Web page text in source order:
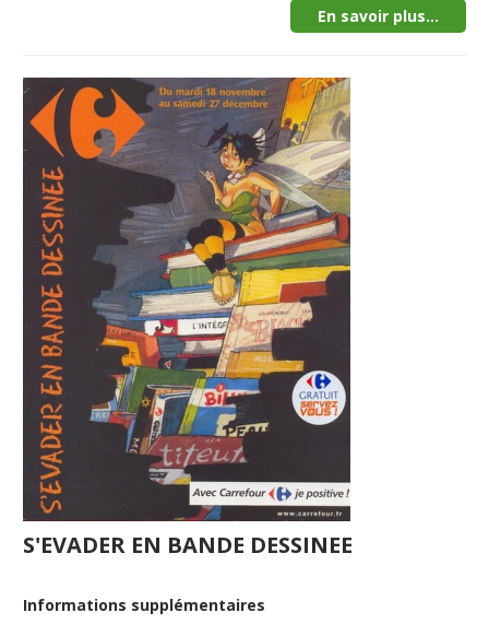
En savoir plus...
S'EVADER EN BANDE DESSINEE
Informations supplémentaires